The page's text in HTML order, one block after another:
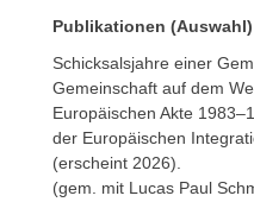
Publikationen (Auswahl)
Schicksalsjahre einer
Gemeinschaft auf dem
Europäischen Akte
der Europäischen
(erscheint 2026).
(gem. mit Lucas Paul